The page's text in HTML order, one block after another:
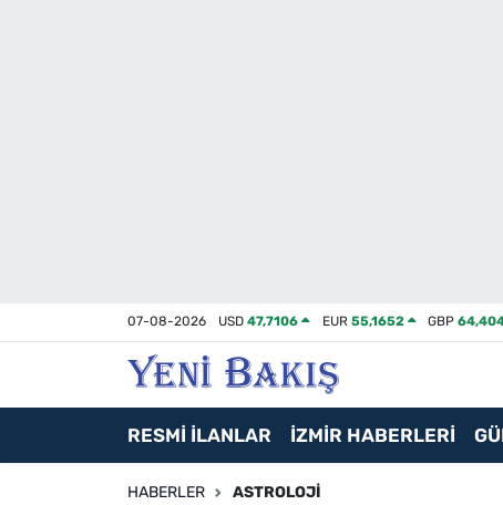
07-08-2026 USD47,7106 EUR 55,1652 GBP
RESMİ İLANLAR İZMİR HABERLERİ
HABERLER ASTROLOJI
Asayiş / Polis-Adliye
Magazin